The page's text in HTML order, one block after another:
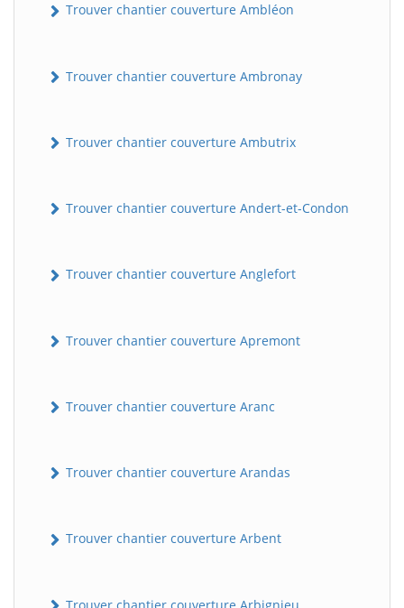
Trouver chantier couverture Ambléon
Trouver chantier couverture Ambronay
Trouver chantier couverture Ambutrix
Trouver chantier couverture Andert-et-Condon
Trouver chantier couverture Anglefort
Trouver chantier couverture Apremont
Trouver chantier couverture Aranc
Trouver chantier couverture Arandas
Trouver chantier couverture Arbent
Trouver chantier couverture Arbignieu